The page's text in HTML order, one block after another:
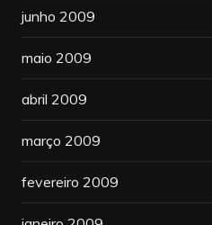
junho 2009
maio 2009
abril 2009
março 2009
fevereiro 2009